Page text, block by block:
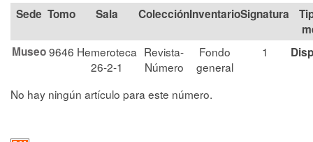
Tomo Sala Colección Signatura
Museo9646 Hemeroteca
26-2-1
Revista-
Número
Fondo
general
1
No hay ningún artículo para este número.